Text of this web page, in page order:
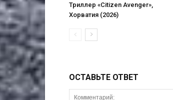
Триллер «Citizen Avenger»,
Хорватия (2026)
ОСТАВЬТЕ ОТВЕТ